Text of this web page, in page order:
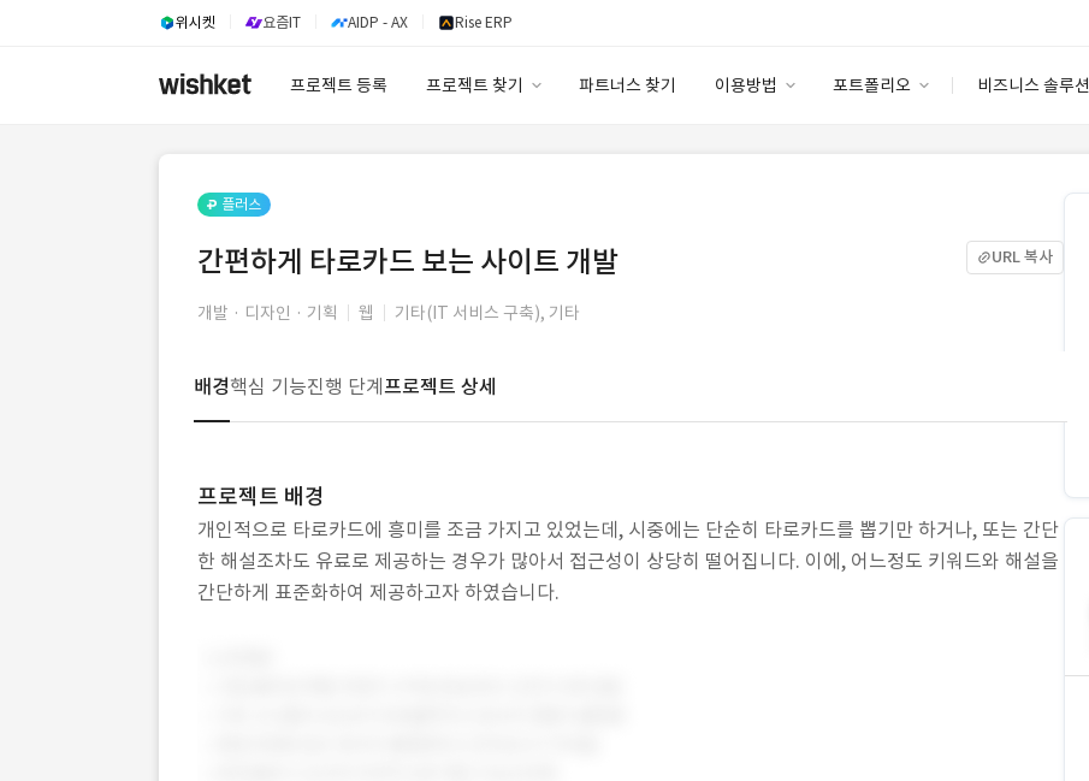
위시켓 요즘IT AIDP - AX Rise ERP
프로젝트 등록 프로젝트 찾기 파트너스 찾기 이용방법 포트폴리오 비즈니스 솔루션
안심 코드 케어
스토어
플러스
간편하게 타로카드 보는 사이트 개발 URL 복사
개발 · 디자인 · 기획 웹 기타(IT 서비스 구축), 기타
배경핵심 기능진행 단계 프로젝트 상세
프로젝트 배경
개인적으로 타로카드에 흥미를 조금 가지고 있었는데, 시중에는 단순히 타로카드를 뽑기만 하거나, 또는 간단
한 해설조차도 유료로 제공하는 경우가 많아서 접근성이 상당히 떨어집니다. 이에, 어느정도 키워드와 해설을
간단하게 표준화하여 제공하고자 하였습니다.